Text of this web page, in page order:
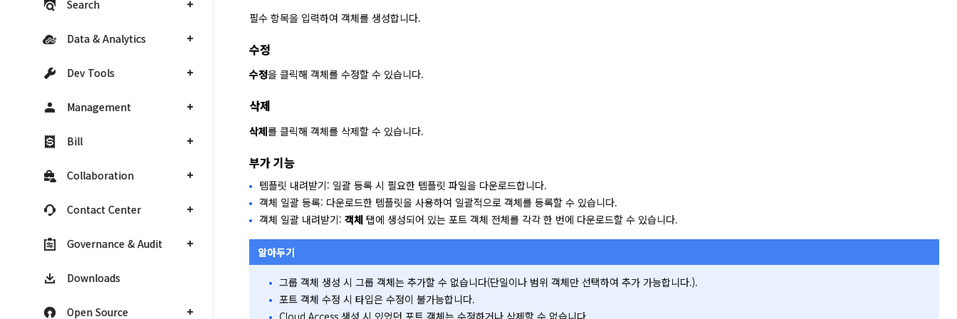
Search
Data & Analytics
Dev Tools
Management
Bill
Collaboration
Contact Center
Governance & Audit
Downloads
Open Source
필수 항목을 입력하여 객체를 생성합니다.
수정
수정을 클릭해 객체를 수정할 수 있습니다.
삭제
삭제를 클릭해 객체를 삭제할 수 있습니다.
부가 기능
템플릿 내려받기: 일괄 등록 시 필요한 템플릿 파일을 다운로드합니다.
객체 일괄 등록: 다운로드한 템플릿을 사용하여 일괄적으로 객체를 등록할 수 있습니다.
객체 일괄 내려받기: 객체 탭에 생성되어 있는 포트 객체 전체를 각각 한 번에 다운로드할 수 있습니다.
알아두기
그룹 객체 생성 시 그룹 객체는 추가할 수 없습니다(단일이나 범위 객체만 선택하여 추가 가능합니다.).
포트 객체 수정 시 타입은 수정이 불가능합니다.
Cloud Access 생성 시 있었던 포트 객체는 수정하거나 삭제할 수 없습니다.